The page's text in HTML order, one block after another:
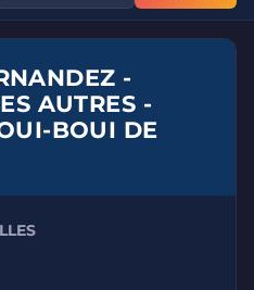
-
AUTRES -
BOUI DE